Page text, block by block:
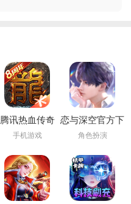
腾讯热血传奇
手机游戏
恋与深空官方下
载
角色扮演